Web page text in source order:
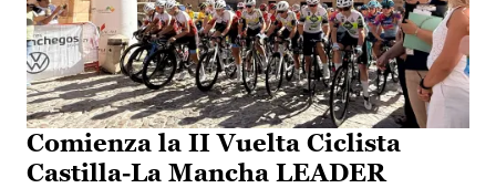
Comienza la II Vuelta Ciclista
Castilla-La Mancha LEADER